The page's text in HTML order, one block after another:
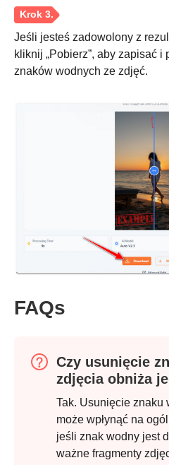
Krok 3.
Jeśli jesteś zadowolony z
kliknij „Pobierz”, aby zapisać
znaków wodnych ze zdjęć.
FAQs
Czy usunięcie
zdjęcia obniża
Tak. Usunięcie znaku
może wpłynąć na
jeśli znak wodny jest
ważne fragmenty